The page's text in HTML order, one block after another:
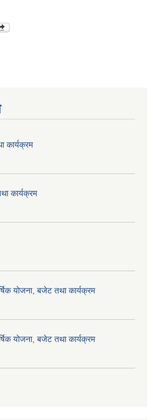
कार्यक्रम
योजना, बजेट तथा कार्यक्रम
योजना, बजेट तथा कार्यक्रम